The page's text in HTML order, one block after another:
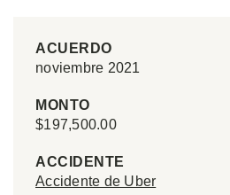
ACUERDO
noviembre 2021
MONTO
$197,500.00
ACCIDENTE
Accidente de Uber